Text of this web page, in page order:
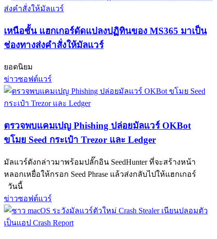
เหนือชั้น แฮกเกอร์ดัดแปลงปฏิทินของ MS365 มาเป็น
ช่องทางส่งคำสั่งให้มัลแวร์
ยอดนิยม
ข่าวซอฟต์แวร์
ตรวจพบแคมเปญ Phishing ปล่อยมัลแวร์ OKBot
ขโมย Seed กระเป๋า Trezor และ Ledger
มัลแวร์ดังกล่าวมาพร้อมปลั๊กอิน SeedHunter ที่จะสร้างหน้า
หลอกเหยื่อให้กรอก Seed Phrase แล้วส่งกลับไปให้แฮกเกอร์
วันนี้
ข่าวซอฟต์แวร์